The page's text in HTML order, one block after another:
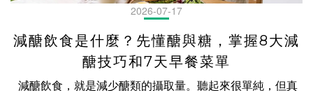
2026-07-17
減醣飲食是什麼？先懂醣與糖，掌握8大減
醣技巧和7天早餐菜單
減醣飲食，就是減少醣類的攝取量。聽起來很單純，但真正要動手的時候，多數人第一個卡住的地方是：「醣」跟「糖」到底差在哪？先講結論：如果你戒掉的只有甜食和手搖飲，那叫減糖，不叫減醣。飯、麵、麵包這些一點都不甜的東西，才是大宗。這篇會先把這兩個字分乾淨，再談 8 個可以馬上用的減醣技巧，最後給你一份 7 天早餐菜單。 目錄減醣飲食是什麼？先分清楚「醣」和「糖」減醣飲食與低碳飲食的差別？減醣的好處是什麼？減醣要怎麼做？8 大技巧一次掌握減醣食物有哪些？減醣主食替換對照減醣早餐一週菜單怎麼配減醣新手最常誤會的三件事關於減醣，大家最常問的 9 件事減醣飲食｜加入社群，發現更多減醣的技巧 減醣飲食是什麼？先分清楚「醣」和「糖」「醣」是所有碳水化合物的總稱，「糖」只是其中的一小類。兩個字差一筆，範圍差很多：減糖只動到那一小類，減醣要連飯麵一起算進來。 減醣飲食的基本概念先說一件可能有點意外的事：「減醣飲食」不是政府認定的正式名詞。 翻遍衛福部國民健康署的《每日飲食指南》，你會找到「全穀雜糧類」，也會找到「添加糖」，但找不到「減醣飲食」這四個字的定義，更沒有規定要減到多少才算數。所以你在網路上看到的減醣說法，從溫和到嚴格都有，彼此還常常對不起來。這不是誰在亂講，是這個詞本來就沒有一把公定的尺。 政府給的是另一種東西：一個均衡飲食的參考範圍。 三大營養素佔一天總熱量的建議比例 蛋白質 10% ~ 20%｜脂質 20% ~ 30%｜醣類（碳水化合物）50% ~ 60% 資料來源：衛生福利部國民健康署《每日飲食指南手冊》（107 年 10 月第二版） 這個範圍的適用對象是一般成人。如果你有特殊需求，這篇文章不能取代醫師或營養師給你的建議。 「糖」不是只有吃起來甜的那些官方對「糖」的判定不是看甜度，是看結構：食藥署在營養標示的規範裡把「糖」定義為單醣與雙醣的總和。你在營養標示上看到的「糖」那一欄，算的就是它們。 大部分的糖確實嚐得出甜味，所以一講到糖，多數人想到的是甜點、含糖飲料、蛋糕餅乾。這個直覺大致沒錯，但它有漏洞。 乳糖就是那個漏洞。 牛奶喝起來不像糖水，可是乳糖是雙醣，在標示上一樣要算進「糖」那一欄。甜度只是線索，不是判定的依據。還有一件事知道的人不多：營養標示上沒有「添加糖」這一欄。 標示的「糖」把天然就有的（牛奶裡的乳糖、水果裡的果糖）和製作時加進去的混在同一個數字裡。而國健署《國民飲食指標》建議「不宜超過總熱量 10%」的，指的是額外加進去的那些。 換句話說，光看標示上的「糖」，看不出添加糖有多少。 「醣」是所有碳水化合物的總稱「醣」的範圍比「糖」大得多。食藥署的定義很直接：碳水化合物，即醣類，指總碳水化合物。 換句話說，「醣」是一個大圈，「糖」只是圈裡的一小塊。這個圈裡還有澱粉。飯、麵、麵包、地瓜、馬鈴薯，這些吃起來一點都不甜的東西，全都是醣。連膳食纖維也在圈裡，只是纖維的熱量以每公克 2 大卡計，跟其他碳水的 4 大卡不同。 把大圈小圈的關係擺出來，「減糖」和「減醣」的差別就清楚了： 減的是什麼主要對付減糖圈裡那一小塊甜食、含糖飲料，特別是添加糖減醣整個圈連澱粉一起算進來，減的是總碳水化合物的量 所以「我沒吃甜食」和「我有減醣」是兩回事。甜食只是那一小塊，飯麵才是大宗。這也是為什麼有些人戒了手搖飲，一整天吃進去的醣量卻沒有降多少。三餐的飯麵完全沒動。 分清楚這兩個字之後，下一個問題自然就來了：那減醣跟低碳，又差在哪？ 減醣飲食與低碳飲食的差別？ 兩種都在減碳水，差別是你需要多精確。減醣通常先從含糖飲料和精緻澱粉下手，不設硬性的每日克數；低碳會給自己一個每天的碳水額度，總量要記帳。 減醣和低碳，差在哪裡？先說一件會讓人有點意外的事：這兩個詞，沒有一個是政府認定的正式名詞。 跟「減醣飲食」一樣，「低碳飲食」在台灣的政府官方文件裡也找不到定義，沒有規定碳水要壓到多少才算數。網路上流傳的各種克數標準，來源多半是國外的書籍、社群或研究，彼此並不一致。所以下面講的是大致的分野，不是公定標準。 減醣通常是「往下調」：先把含糖飲料、甜點、精緻澱粉的比重減下來，主食吃少一點或換掉一部分，多半不設一個硬性的每日克數。低碳通常是「設上限」：給自己一個每天的碳水額度，吃什麼可以彈性，但總量要記帳。所以低碳的人比較常在算克數，減醣的人比較常在做選擇。 真正的差別不在數字，在你需要多精確。減醣可以憑判斷做，低碳需要記錄。 兩種飲食方式比較，怎麼選？ 怎麼做需要記錄嗎難在哪減醣減少精緻糖與精緻澱粉，主食吃少或換掉一部分不一定沒有標準，全靠自己判斷低碳給自己一個每日碳水額度，總量要記帳要三餐都要算，外食最難 怎麼選？我們的建議是先問「你能維持多久」，不是「哪個比較快」。 飲食調整跟運動一樣，做三天的完美方案，效果不會比做三個月的普通方案好。多數人的日常有外食、有應酬、有趕時間的早上，一個需要每餐算克數的方案，在那些日子裡會第一個被放棄。 所以如果你是第一次調整，從減醣開始通常最實際：它容錯高，一餐沒做到不會歸零。等你對自己吃了什麼有感覺了，再決定要不要往更嚴格的方向走。 減醣的好處是什麼？減醣真正在調整的，是精緻糖和精緻澱粉在一天裡佔的比重。把它們的位置讓出來之後，蛋白質、蔬菜、好的油脂才有空間進來。 幫助減少精緻糖與精緻澱粉攝取，維持好狀態減醣最直接的作用，是把兩樣東西的份量壓下來：精緻糖和精緻澱粉。 精緻糖就是前面講的添加糖，國健署《國民飲食指標》建議它不宜超過總熱量的 10%。精緻澱粉則是加工程度高、纖維被去掉的那些主食，像白飯、白麵條、白吐司。 這兩樣東西的共同點是它們在一天裡佔餐盤的比例很大，但帶來的營養相對少。一份精緻澱粉和一份全穀，碳水的量可能差不多，但後者還帶著纖維和一些微量營養素。 所以減醣的第一步通常不是「吃更少」，而是「把餐盤的空間讓出來」：少了半碗白飯的空間，可以放一份蛋白質或一盤蔬菜。一天的食量是很接近的，這是一個餐盤空間的分配問題。 搭配蛋白質與膳食纖維，增加飽足感減醣的時候，主食少了，那個餐盤上的空缺，就要有東西補上，不然只是把一餐吃得比較少。 通常補的是兩樣：蛋白質與膳食纖維。 蛋白質的來源是蛋、豆製品、魚、肉類；膳食纖維主要來自非澱粉類的蔬菜、部分全穀，還有豆類。同樣的熱量下，這兩樣東西的體積通常比精緻澱粉大，讓餐盤上的營養比例更高了。 實際的配法很簡單：先看蛋白質夠不夠，再看蔬菜有沒有到一個手掌以上的量，最後才決定主食吃多少。 順序反過來的話，主食會先把位置佔走。 避免加工食品攝取，吃進額外負擔減醣的過程中，有一件事會自然發生：你會開始看成分。 因為要判斷一個東西能不能吃、吃多少，你得先知道它裡面有什麼。而一旦開始看，就會發現很多加工食品除了碳水之外，還帶了不少你沒打算吃的東西：各種糖的別名、油脂、調味。 這不是說加工食品都不能碰。是說當你的判斷依據從「它甜不甜」變成「它裡面有什麼」，選擇會自然往成分單純的方向移動。這個轉變本身，比減掉幾克碳水更有價值。 外食多，避免飲食失控台灣的外食比例高，這是減醣最現實的挑戰：你控制不了廚房料理食物的調理配比，加了多少糖、多少塩、多少調味料，都不知道，也無法掌握。 但外食不代表沒得選。減醣在外食情境下的價值，是它給了你一個簡單的判斷框架：這一餐的主食佔了多少？有沒有蛋白質？蔬菜在哪裡？ 有框架跟沒框架的差別，不在於你能不能吃得完美，而在於你知道自己在做什麼取捨。今天中午吃了一碗麵，晚上就把主食收一點。這是選擇，不是失控。 減醣要怎麼做？8 大技巧一次掌握減醣不必一次到位。從含糖飲料和精緻澱粉開始減，把蛋白質和蔬菜的份量補上，再學會看營養標示。這八個技巧可以一個一個加，不用同時做完。 技巧一：優先減少含糖飲料、甜點與精緻澱粉如果只能做一件事，做這件。 國健署《國民飲食指標》的建議是添加糖不宜超過總熱量的 10%，而含糖飲料和甜點是添加糖最集中的來源。它們的另一個特點是：熱量進來得很快，份量感卻很低。一杯飲料喝完，幾乎沒感覺，但那些碳水已經算進今天了。 精緻澱粉則是量的問題。一碗滷肉飯、一份鍋燒意麵、便當裡那格白飯，在台灣的餐桌上份量都不小，減一點下來，空間馬上出現。 實際做法是排順序，不是全砍：先動含糖飲料（全糖改半糖、半糖改無糖，最容易、感覺最小），再動下午茶那塊蛋糕，最後才處理三餐的主食。反過來做的人多半撐不久，因為主食是三餐的骨幹，一動就影響每一餐。 技巧二：每餐安排足夠的蛋白質主食減下來之後，蛋白質是第一個要補上的。 原因很實際：一餐裡如果只是把飯減半、其他都不動，那就只是吃比較少。蛋白質那一份的體積跟同熱量的精緻澱粉不一樣，占掉的餐盤的營養比例差很多。 來源不必複雜：蛋、豆腐、豆漿、魚、雞胸、里肌都算。判斷方式比記克數實用：看看這一餐裡，蛋白質那一份的大小有沒有到你的一個手掌。 趕時間的時候，能直接吃的蛋白質最有用，這也是為什麼備餐時值得先把蛋白質準備好。像我們的輕卡厚雞塊就是為了這個情境做的：氣炸鍋或烤箱直接加熱，不用處理生肉，早餐和加班的晚餐都能用。 技巧三：主食優先選擇原型或少加工的食物同樣是主食，加工程度不一樣，帶進來的東西也不一樣。 白米和糙米的碳水都不低，但糙米保留了外層的麩皮和胚芽，纖維和微量營養素比白米多。白吐司和全麥麵包的關係也類似。 這裡要小心一個常見的誤解：換成原型或少加工的主食，不代表碳水變少了。糙米飯的碳水不會比白米飯少多少。換的是「同樣的碳水，帶進來的東西比較多」。要減碳水的量，還是得看份量。 技巧四：增加非澱粉類蔬菜並補充足夠水分蔬菜要分兩種看，這件事很多人沒注意到。 非澱粉類蔬菜（葉菜、花椰菜、菇類、瓜類、番茄）碳水低、體積大，是減醣時最好用的填充。澱粉類蔬菜（地瓜、玉米、南瓜、芋頭、馬鈴薯）碳水不低，在飲食分類裡它們其實跟飯麵是同一類。 所以「多吃蔬菜」在減醣飲食中，要講精確一點：多吃的是非澱粉類的那些。地瓜吃多了，等於主食吃多了。 水分則是另一件容易被忽略的事。飲食結構改變的時候，身體的水分和電解質也會跟著調整。這跟減醣本身沒有直接關係，但它會讓你以為不適合「減醣」。 技巧五：蔬菜與蛋白質先吃，含醣主食最後吃這是一個不用改變吃什麼、只改變順序的技巧。 先吃蔬菜和蛋白質、最後才吃主食，好處很直接：當你吃到主食的時候，已經吃了不少東西了，主食的份量自然會收斂。而如果第一口就是飯，很容易在還沒吃到菜之前就吃掉大半碗。 這個技巧最大的價值在外食。你沒辦法要求店家改料理配方，但你可以決定筷子先夾哪一盤。 ⚠️ 這是一個關於份量控制的技巧，它有用的原因單純是「順序影響你最後吃了多少」。 技巧六：學會看懂「營養標示」這是八個技巧裡最值得花時間的一個，因為它是唯一能讓你自己判斷的工具。 包裝食品的營養標示上，跟減醣直接相關的是這幾欄： 欄位它算的是什麼減醣時怎麼看碳水化合物總碳水化合物（即醣類）這才是減醣要看的那一欄糖單醣與雙醣的總和只是碳水裡的一小部分膳食纖維纖維（也算在碳水裡）熱量以每公克 2 大卡計 三個實務重點： 一、每 100 公克 vs 每份，要先看清楚。 標示通常兩種都給，但「每份」的份量是廠商定義的。同樣一包餅乾，有的算一份，有的算三份。比較不同商品時，用「每 100 公克」才是同一把尺。二、「糖」那一欄不等於添加糖。 前面講過，標示上沒有添加糖這一欄，天然的和加進去的混在同一個數字裡。三、成分表按含量排序。 排在越前面的含量越多。如果糖的各種別名（葡萄糖漿、麥芽糊精、蔗糖、果糖）出現在前幾位，那個數字大概不會好看。 技巧七：水果不用戒，掌握種類、份量與食用方式水果有糖，但水果不是甜點。 種類：不同水果的碳水密度差很多。芭樂、番茄、莓果類相對低；香蕉、荔枝、龍眼、芒果相對高。這不是「不能吃」的名單，是「同樣一份，量要不一樣」的提醒。份量：國健署《每日飲食指南手冊》有水果類的每日建議份數與一份的大小，這是比憑感覺可靠的依據。食用方式：這一項的影響可能比前兩項都大。整顆吃 > 打成果汁。 打成汁之後纖維被破壞、體積變小，很容易一次喝下三顆的量，而你不會一次吃三顆。 技巧八：準備成分單純、方便取得的備用點心減醣最常失敗的時刻，不是在餐桌上，是在餓了但手邊沒東西的那個當下。 那個當下人不會做最好的選擇，只會做最快的選擇。所以與其考驗意志力，不如先把選擇準備好：家裡、辦公室抽屜、包包裡，放一個成分單純、不用處理就能吃的東西。 判斷標準有兩個：成分表短（看得懂裡面是什麼）、不用準備（撕開就能吃，或幾分鐘能加熱好）。超商就買得到的無糖豆漿、茶葉蛋、小包裝無調味堅果都符合；反過來說，餅乾、麵包櫃裡的甜麵包、含糖優酪乳雖然也很快，但它們解決的是嘴饞不是餓。 我們的減醣貝果也是為了這個痛點而設計的：不用退冰，微波加熱1分鐘就能吃，成分表透明，用料天然，你也看得懂，也安心。至於它在早餐怎麼搭？繼續看下去，等下就為你介紹。 減醣食物有哪些？減醣主食替換對照主食不必戒，是換成更好的選擇就可以！白飯可以換成花椰菜米或混入全穀，麵條有蒟蒻麵和豆製麵，麵包則要看配方裡的碳水總量。每一種的口感與代價都不一樣。 白飯可以換成哪些選擇？用花椰菜米減醣？白飯的替換有三條路，代價各不相同。 一、換成全穀（糙米、五穀米、藜麥混飯）。碳水沒有變少多少，換的是纖維和口感。優點是最容易接受，缺點是它解決的不是「量」的問題。二、混一半（白飯和花椰菜米各半，或飯和豆類各半）。這是實務上最常見的做法，因為它保留了「在吃飯」的感覺，量卻真的降下來了。三、整碗換成花椰菜米。 碳水降最多，但口感差最遠。它是花椰菜，不是飯。多數人的問題不是不知道這招，是撐不過第三天。 麵條的替換選項？麵條的替換選項比白飯多，因為麵的形狀比較好模仿。常見的有這四種：蒟蒻麵：碳水極低，但口感偏彈、幾乎沒有麵味。它是蒟蒻，不是麵。蛋白麵：用高蛋白粉或大豆蛋白取代部分麵粉，碳水比一般麵條低、蛋白質高。這一類在台灣越來越好買，超市和網購都有。全麥麵：跟糙米飯一樣，換的是纖維不是量。 選的時候要先決定你在意什麼：要碳水降最多，蒟蒻麵；要口感最接近一般麵條，全麥麵；要同時把蛋白質那一格一起補上，就選蛋白麵。 麵包可以換成哪些選擇？麵包這一類最需要小心，因為「看起來很營養」和「碳水真的比較低」是兩件事。 全麥麵包、雜糧麵包、歐式麵包，這些名字給人的印象是負擔較輕，但它們的碳水未必比白吐司低多少。麵包的碳水來自麵粉，而換麵粉的種類不等於換掉碳水。真正會影響總碳水的是配方（用了什麼粉、加了多少糖）和份量（一個多大）。 所以判斷麵包只有一個可靠方法：看營養標示的碳水化合物那一欄，用每 100 公克比。 名字、顏色、賣相都不能當依據。 而這時，喜歡吃麵包，但因為要減醣，那減醣貝果就是最好的選項之一！但一樣要看標示，因為市面上減醣貝果品牌眾多，不能因為名字裡有「減醣」就跳過這一步，如何選出真的減醣、用料天然，又能吃得飽，最重要是美味優先，若要研究試吃又是一門辛苦的功課。但原味時代的減醣貝果，直接符合條件，就是不用再額外做功課的推薦選項！ 減醣早餐一週菜單怎麼配早餐要減醣，難的不是知識是時間。固定幾個能重複的組合，一份蛋白質加一份蔬菜加一份控制過碳水的主食，配好一次就能用一週。 減醣早餐，首選「減醣貝果」想吃得滿足，又希望少一點負擔？減醣貝果以保留麵包Q彈嚼勁，再透過加入大豆纖維(豆渣)來取代部分麵粉，來調整降低醣類含量，每顆都減少碳水 30%、減少熱量 20%。讓你在享受 10 多種人氣口味與Q彈鬆軟口感的同時，也能更輕鬆安排每天的飲食。無論搭配雞胸肉、蛋、酪梨或生菜沙拉，都能快速完成一份營養均衡的早餐，兼顧美味、飽足感與便利，為一天注入滿滿活力。 減醣早餐，一週菜單推薦原則只有一個：每天都是「一份主食＋一份蛋白質＋一份蔬菜」。 主食這一格我們就用減醣貝果，因為在你生活中，不用花力氣、不用再研究做功課的最佳選項之一：冰箱拿出來，不用退冰 直接加熱就能吃。而口味換著吃，就能開心吃一週的關鍵。 減醣貝果口味蛋白質蔬菜週一原味麥香減醣貝果水煮蛋 2 顆小番茄一把週二奶油香蒜減醣貝果無糖豆漿 1 杯生菜沙拉（油醋）週三小農番茄瑪格麗特減醣貝果雞胸肉片夾進貝果的生菜週四重乳酪起司減醣貝果水煮蛋 2 顆燙青菜週五墨西哥辣椒減醣貝果荷包蛋 2 顆涼拌小黃瓜週六紫心地瓜減醣貝果無糖希臘優格酪梨或生菜週日惡魔可可減醣貝果蛋 2 顆＋嫩豆腐炒蔬菜一盤 怎麼換口味： 鹹的那幾天（奶油香蒜、小農番茄瑪格麗特、墨西哥辣椒、重乳酪起司）適合切開夾蛋和生菜，當三明治吃；甜的那幾天（惡魔可可、紫心地瓜、蜜香蘋果紅茶、藍莓優格丁）直接吃就好，蛋白質配旁邊的豆漿或優格。週五排墨西哥辣椒更爽快。一週吃到第五天最容易懈怠，重口味的那顆放在這裡。 三個實務提醒： 紫心地瓜那天要注意：貝果本身就是主食，不要再另外配地瓜或玉米。蔬菜是最容易被跳過的一格，也是最該守住的。前一晚先洗好切好，隔天成功率差很多。這是起點不是規定。 七顆全換成你愛的那一種也可以，只是第四天你大概會想換。 配了一週之後，接下來談幾個新手最常踩的坑。 減醣新手最常誤會的三件事三個最常見的誤會：以為減醣就是不吃澱粉、只看營養標示的「糖」不看總碳水、以及覺得減醣一定很麻煩。前兩個是定義沒搞清楚，第三個是方法問題。 把「不吃澱粉」當成減醣這是最常見的一個，而且它會讓人吃得比原本更糟。 減醣減的是總醣量，澱粉只是其中的一部分。所以「戒掉澱粉」不等於「減醣成功」。如果戒了飯，卻改喝含糖飲料、多吃水果、多喝奶茶，總醣量可能一點都沒降。 反過來也一樣：主食完全不吃，並不會讓效果加倍。 主食是一天裡最好控制、也最容易計算的一格。把它整個砍掉之後，剩下的那些（醬料、飲料、水果、加工食品裡的糖）反而更難掌握。 「不吃澱粉」聽起來像是更努力的版本，實際上是把一個好控制的變數換成一堆不好控制的變數。 只看「糖」不看「總碳水」這個誤會的成因很好理解：營養標示上有一欄明明白白寫著「糖」，看它最直覺。 但前面講過，那一欄只算單醣與雙醣，澱粉不在裡面。所以一個「糖 0 公克」的商品，碳水化合物那一欄可能是 40 公克。它不甜，但它是醣。 減醣要看的是碳水化合物那一欄，不是糖那一欄。 這句話值得記起來，因為市面上「無糖」「零糖」的訴求很多，而它們講的都是那一小塊。 減醣菜單太麻煩，不容易維持？這個不是誤會，是真的。而且它是減醣最大的失敗原因。不是不知道怎麼做，是做不下去。 麻煩來自三個地方：要想（今天吃什麼）、要備（買、洗、切、煮）、要算（這個能不能吃、吃多少）。 三個裡面，「要想」最容易解決：固定幾個組合，重複用。 前面那份一週菜單的重點不是那七天有多豐富，而是它的結構只有一種：一份主食、一份蛋白質、一份蔬菜。結構固定之後，決策成本就掉下來了。 「要備」的解法是先把最卡的那一格準備好。多數人卡在蛋白質和主食（要煮），蔬菜反而好處理。這也是我們做貝果和雞塊的原因：把最卡的那兩格變成不用準備。 「要算」則會隨著時間自己變簡單。前兩週最累，因為每樣東西都要查；查過的東西不用查第二次。 把誤會清掉之後，剩下的是大家最常問的那些具體問題。 關於減醣，大家最常問的 9 件事減醣外食怎麼吃？先決定主食那一格，其他跟著調整。 外食沒辦法改配方，但幾乎每一餐都給你選主食的權力：飯可以要半碗，麵可以少一點，便當的飯可以不吃完。主食這一格通常是一餐裡最大、也最好調整的那一塊，先處理它。 剩下的藏在看不見的地方：勾芡、醬料、糖醋、照燒、蜜汁，這些難免都有含糖。同一道菜，清炒和糖醋差很多。 實務上最好用的三家：自助餐（自己夾，蔬菜和蛋白質都好挑，是外食減醣的最強選項）、便當店（跟老闆說「飯少一點」就好，多數店家都願意）、火鍋（湯底選昆布或清湯，避開餃類與火鍋料）。 最難的是羹湯、燴飯、炒麵、鍋燒意麵這類「主食和醬料綁在一起」的品項。勾芡本身就是澱粉，你沒辦法把它挑掉。滷肉飯和牛肉麵也是硬仗：主食就是那一碗，減了就沒了。 上班趕時間，減醣怎麼吃？趕時間的時候人不會做最好的選擇，只會做最快的選擇。 所以這題的答案不在「怎麼選」，在「前一天做了什麼」。 三個實際做法：前一晚把蔬菜洗切好（早上的成敗多半在這格）、手邊常備能直接吃的蛋白質（水煮蛋、無糖豆漿、能快速加熱的肉品）、主食選能放的。 我們的減醣貝果和輕卡厚雞塊就是為了這個情境做的：不用退冰，幾分鐘能加熱好，這份如果沒準備，其他兩份再好也撐不住。 適合減醣的族群？這篇談的是一般成人的日常飲食調整。 如果你平常外食比例高、精緻糖和精緻澱粉吃得不少、想把飲食結構調整得均衡一點，那減醣是一個容錯高、好上手的起點。它不需要記帳，一餐沒做到也不會歸零。 如果你已經在做低碳、而且做得下去，那不必往回退。方法沒有高下，能維持的才有意義。 不適合減醣的族群？有特殊需求的族群，飲食調整請先問過醫師或營養師。 減醣容易吃不飽怎麼辦？先檢查是不是只做了「減」，沒做「補」。 最常見的狀況是：飯減半了，其他都沒動。那一餐的總量少了，份量感當然就少了。 補的順序是蛋白質優先，蔬菜其次。 蛋白質那一份的大小到你的一個手掌，蔬菜到一個手掌以上，這兩格先放滿，主食那格自然就少了。 還有兩個常被忽略的：吃太快（份量感需要時間，狼吞虎嚥時大腦來不及跟上）和水喝太少（口渴常被誤認成餓）。 如果補了、也慢慢吃了，還是餓，那可能是減太快了。減醣不是比賽，從減四分之一碗飯開始，比一次砍半更容易走得久。 減醣食物不好吃？這題要老實回答：有些真的不好吃。 花椰菜米不是飯，蒟蒻麵不是麵，這是物理現實，換個講法也不會變。 而原味時代的研發原則是美味優先：一個東西如果看起來減醣減很多，但沒人想吃第二次的話，那就沒有解決問題。所以我們做減醣貝果的時候，除了重視原料天然、減少吃進去的負擔外，也努力研發 10 多種人氣口味，致力於讓貝果美味好吃。像是甜系的藍莓優格丁和鹹系的小農番茄瑪格麗特，都是客人吃了喜歡，不斷回購的選擇！ 白飯不甜，為什麼是含醣食物？因為「甜」不是判定的依據，結構才是。 白飯的主要成分是澱粉，而澱粉是碳水化合物的一種，也就是醣。它在標示上不會出現在「糖」那一欄（那欄只算單醣與雙醣），但它結結實實算在「碳水化合物」那一欄裡。 換句話說：白飯不甜，跟白飯含醣，這兩件事完全不衝突。 甜度是舌頭的感覺，含不含醣是結構的問題。 這也是為什麼「我沒吃甜的」不能當成「我沒吃醣」的理由。 地瓜、玉米、南瓜算不算澱粉？算。而且在飲食分類裡，它們跟白飯是同一類。 國健署《每日飲食指南手冊》把它們歸在「全穀雜糧類」，也就是主食那一格，不是蔬菜那一格。所以一頓飯裡如果有飯又有地瓜，那是兩份主食，不是一份主食加一份蔬菜。 這件事常常被誤會，因為它們長得像蔬菜、也常出現在菜的位置。芋頭、馬鈴薯、蓮藕、豌豆仁也是同樣的情況。 它們不是不能吃。比起白飯，它們多半帶著更多纖維。要調整的是份量的認知：它出現的時候，主食那一格要跟著減。 減醣飲食，要一直持續嗎？這是個人選擇，不是指引，所以沒有標準答案。 「減醣飲食」沒有規定的期程，也沒有「做滿幾週就完成」這回事。它比較像一組飲食習慣的調整方向，而不是一個有終點的過程。 我們的看法是：與其問「要做多久」，不如問「哪些部分你願意一直做」。 實務上，多數人最後留下來的不是最嚴格的那些做法，而是最不費力的那幾個：像是主食換成減醣貝果、蔬菜多一點、飲料改無糖。這幾件事不需要意志力，久了就是習慣。至於花椰菜米那種需要天天忍耐的，通常留不下來，那也沒關係。 能一直做的，才會有意義；做不下去的，做多久都會回去。 減醣飲食｜加入社群，發現更多減醣的技巧減醣這件事，一個人做最難的不是知識，是沒有人可以問。 我們有一個減醣社群，裡面有人在分享今天的早餐怎麼配、哪家外食可以吃、哪個做法撐不過三天。這些東西不會出現在任何一篇文章裡，因為它們太細、太日常，但那正是真的在做的人需要的。 歡迎加入，一起把這件事變得簡單一點。 >> 立即加入社群，把減醣變成你的美好生活！ 除此之外，還有減醣必備的「減醣貝果」，這裡有「新客」的優惠，[ 點擊這裡立即看 ]！ 讓減醣生活輕鬆實現！ 更多資訊在這裡： ‣ 來逛逛｜原味時代貝果 ‣ 加入｜原味時代 LINE 官方帳號 ‣ 加入｜原味時代 LINE VIP寵粉社群